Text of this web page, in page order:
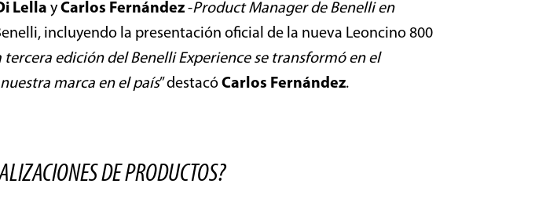
Lella yCarlos Fernández-Product Manager de Benelli en
incluyendo la presentación oficial de la nueva Leoncino 800
tercera edición del Benelli Experience se transformó en el
marca en el país” destacó Carlos Fernández.
DE PRODUCTOS?